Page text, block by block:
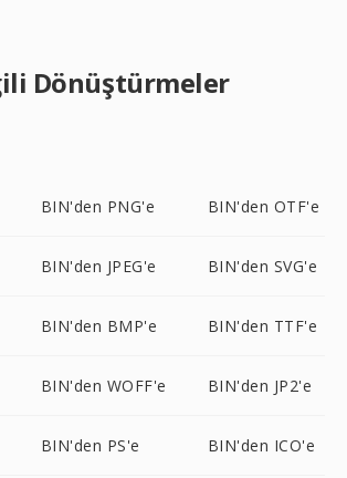
Dönüştürmeler
BIN'den PNG'e BIN'den OTF'e
BIN'den JPEG'e BIN'den SVG'e
BIN'den BMP'e BIN'den TTF'e
BIN'den WOFF'e BIN'den JP2'e
BIN'den PS'e BIN'den ICO'e